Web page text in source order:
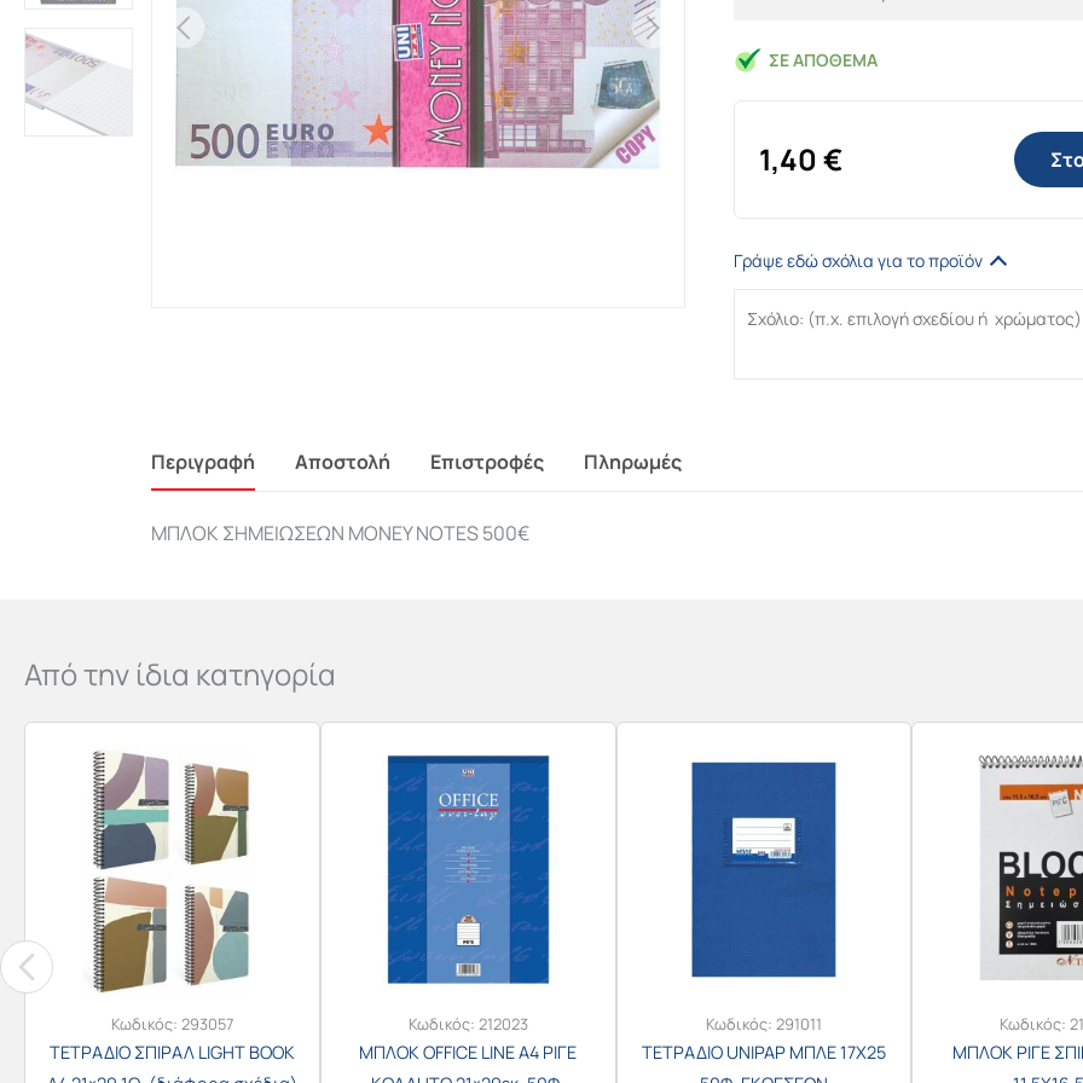
ΣΕ ΑΠΌΘΕΜΑ
1,40€
Γράψε εδώ σχόλια για το προϊόν
Περιγραφή Αποστολή Επιστροφές Πληρωμές
ΜΠΛΟΚ ΣΗΜΕΙΩΣΕΩΝ MONEY NOTES 500€
Από την ίδια κατηγορία
Κωδικός: 293057
ΤΕΤΡΑΔΙΟ ΣΠΙΡΑΛ LIGHT BOOK
Κωδικός: 212023
ΜΠΛΟΚ OFFICE LINE Α4 ΡΙΓΕ
Κωδικός: 291011
ΤΕΤΡΑΔΙΟ UNIPAP ΜΠΛΕ 17Χ25
Κωδικός:
ΜΠΛΟΚ ΡΙΓΕ